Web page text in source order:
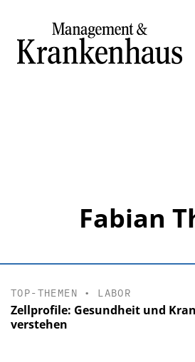
Fabian
TOP-THEMEN • LABOR
Zellprofile: Gesundheit und
verstehen